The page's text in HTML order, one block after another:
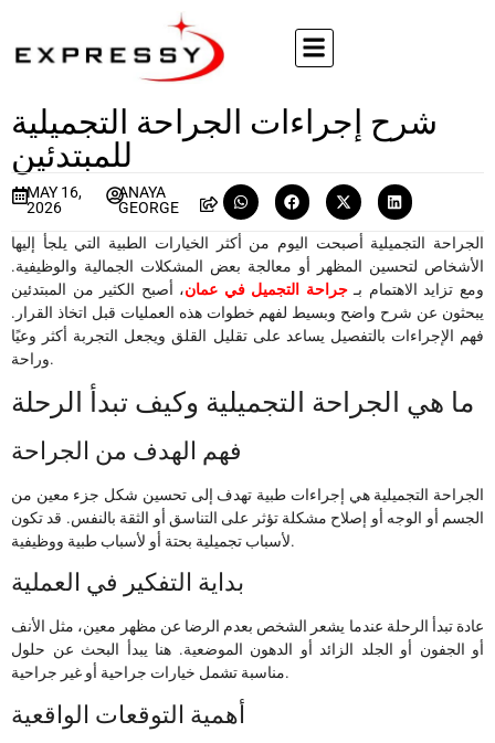
شرح إجراءات الجراحة التجميلية
للمبتدئين
MAY 16,
2026
ANAYA
GEORGE
الجراحة التجميلية أصبحت اليوم من أكثر الخيارات الطبية التي يلجأ إليها
الأشخاص لتحسين المظهر أو معالجة بعض المشكلات الجمالية والوظيفية.
ومع تزايد الاهتمام بـجراحة التجميل في عمان، أصبح الكثير من المبتدئين
يبحثون عن شرح واضح وبسيط لفهم خطوات هذه العمليات قبل اتخاذ القرار.
فهم الإجراءات بالتفصيل يساعد على تقليل القلق ويجعل التجربة أكثر وعيًا
وراحة.
ما هي الجراحة التجميلية وكيف تبدأ الرحلة
فهم الهدف من الجراحة
الجراحة التجميلية هي إجراءات طبية تهدف إلى تحسين شكل جزء معين من
الجسم أو الوجه أو إصلاح مشكلة تؤثر على التناسق أو الثقة بالنفس. قد تكون
لأسباب تجميلية بحتة أو لأسباب طبية ووظيفية.
بداية التفكير في العملية
عادة تبدأ الرحلة عندما يشعر الشخص بعدم الرضا عن مظهر معين، مثل الأنف
أو الجفون أو الجلد الزائد أو الدهون الموضعية. هنا يبدأ البحث عن حلول
مناسبة تشمل خيارات جراحية أو غير جراحية.
أهمية التوقعات الواقعية